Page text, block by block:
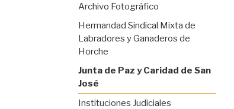
Archivo Fotográfico
Hermandad Sindical Mixta de
Labradores y Ganaderos de
Horche
Junta de Paz y Caridad de San
José
Instituciones Judiciales